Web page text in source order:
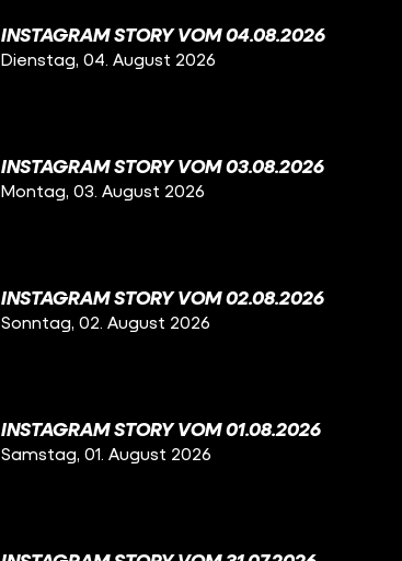
INSTAGRAM STORY VOM 04.08.2026
Dienstag, 04. August 2026
INSTAGRAM STORY VOM 03.08.2026
Montag, 03. August 2026
INSTAGRAM STORY VOM 02.08.2026
Sonntag, 02. August 2026
INSTAGRAM STORY VOM 01.08.2026
Samstag, 01. August 2026